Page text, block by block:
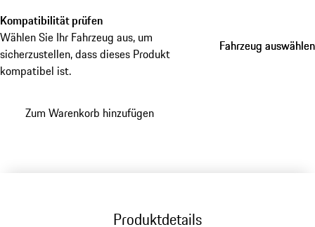
Kompatibilität prüfen
Wählen Sie Ihr Fahrzeug aus, um
sicherzustellen, dass dieses Produkt
kompatibel ist.
Fahrzeug auswählen
Fahrzeug auswählen
Zum Warenkorb hinzufügen
Produktdetails